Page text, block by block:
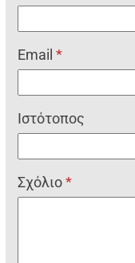
Email*
Ιστότοπος
Σχόλιο*